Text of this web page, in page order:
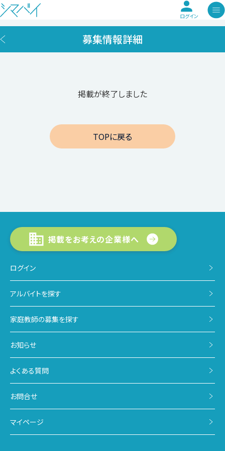
ログイン
募集情報詳細
掲載が終了しました
TOPに戻る
掲載をお考えの企業様へ
ログイン
アルバイトを探す
家庭教師の募集を探す
お知らせ
よくある質問
お問合せ
マイページ